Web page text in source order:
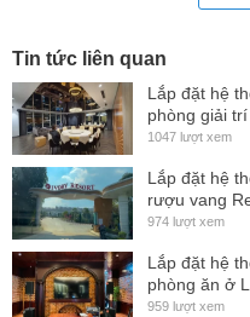
ghép cảm ứng cho
Hai điều khiển âm
Thông số kỹ thuật
Technical Data and
Color : black
Dimensions : 150 x 80
Frequency response :
Weight : 560
Power consumption :
Tin tức liên quan
Lắp đặt hệ
phòng giải
1047 lượt xem
Lắp đặt hệ
rượu vang
974 lượt xem
Lắp đặt hệ
phòng ăn ở
959 lượt xem